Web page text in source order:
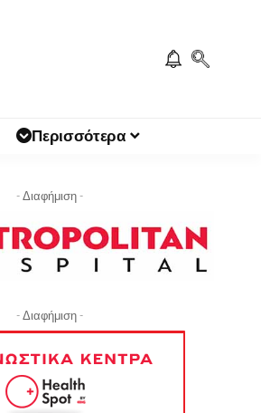
Περισσότερα
- Διαφήμιση -
- Διαφήμιση -